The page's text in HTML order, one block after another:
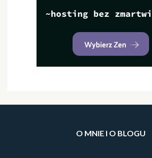
O MNIE I O BLOGU